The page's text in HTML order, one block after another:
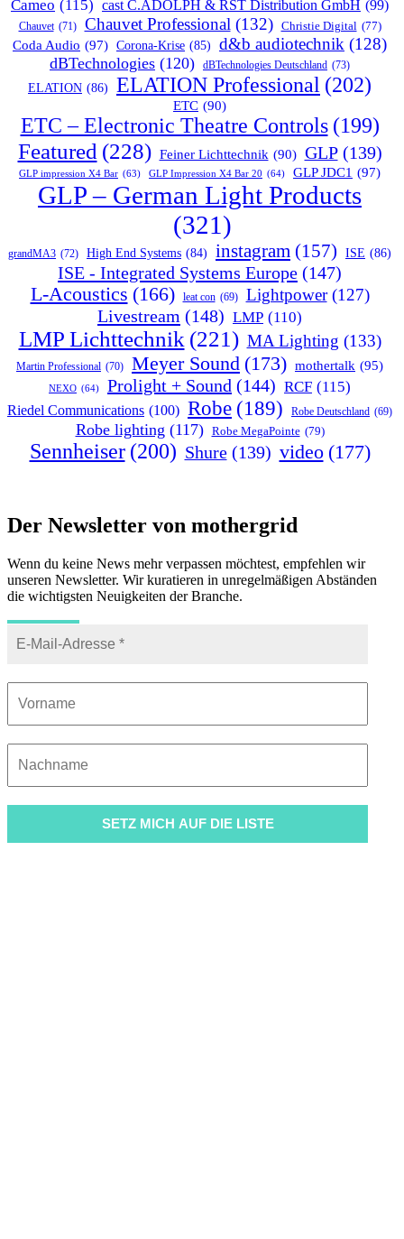
Cameo (115) cast C.ADOLPH & RST Distribution GmbH (99)
Chauvet (71) Chauvet Professional (132) Christie Digital (77)
Coda Audio (97) Corona-Krise (85) d&b audiotechnik (128)
dBTechnologies (120) dBTechnologies Deutschland (73)
ELATION (86) ELATION Professional (202)
ETC (90)
ETC – Electronic Theatre Controls (199)
Featured (228) Feiner Lichttechnik (90) GLP (139)
GLP impression X4 Bar (63) GLP Impression X4 Bar 20 (64) GLP JDC1 (97)
GLP – German Light Products
(321)
grandMA3 (72) High End Systems (84) instagram (157) ISE (86)
ISE - Integrated Systems Europe (147)
L-Acoustics (166) leat con (69) Lightpower (127)
Livestream (148) LMP (110)
LMP Lichttechnik (221) MA Lighting (133)
Martin Professional (70) Meyer Sound (173) mothertalk (95)
NEXO (64) Prolight + Sound (144) RCF (115)
Riedel Communications (100) Robe (189) Robe Deutschland (69)
Robe lighting (117) Robe MegaPointe (79)
Sennheiser (200) Shure (139) video (177)
Der Newsletter von mothergrid
Wenn du keine News mehr verpassen möchtest, empfehlen wir
unseren Newsletter. Wir kuratieren in unregelmäßigen Abständen
die wichtigsten Neuigkeiten der Branche.